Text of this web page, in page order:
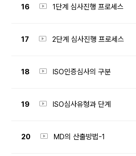
16 1단계 심사진행 프로세스
17 2단계 심사진행 프로세스
18 ISO인증심사의 구분
19 ISO심사유형과 단계
20 MD의 산출방법-1